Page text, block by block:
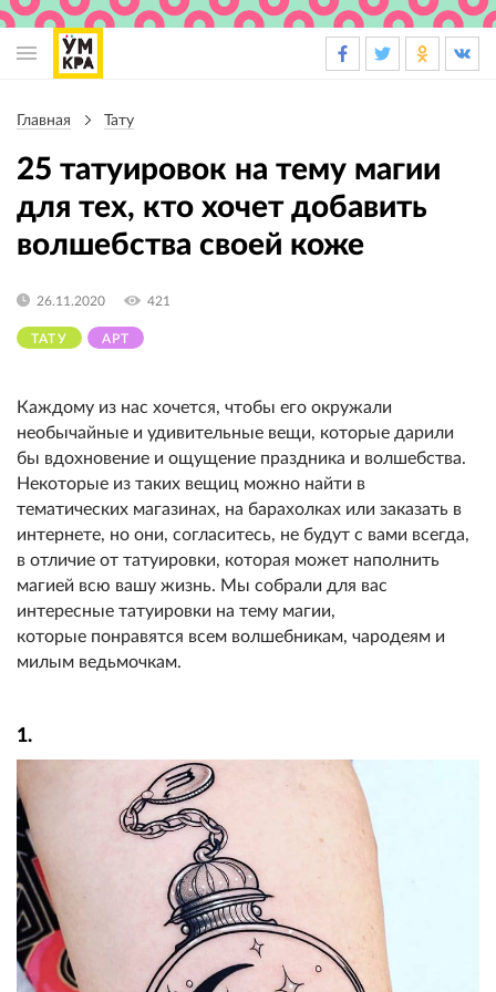
навигации
Главная Тату
25 татуировок на тему магии
для тех, кто хочет добавить
волшебства своей коже
ТАТУ АРТ
26.11.2020 421
Каждому из нас хочется, чтобы его окружали
необычайные и удивительные вещи, которые дарили
бы вдохновение и ощущение праздника и волшебства.
Некоторые из таких вещиц можно найти в
тематических магазинах, на барахолках или заказать в
интернете, но они, согласитесь, не будут с вами всегда,
в отличие от татуировки, которая может наполнить
магией всю вашу жизнь. Мы собрали для вас
интересные татуировки на тему магии,
которые понравятся всем волшебникам, чародеям и
милым ведьмочкам.
1.